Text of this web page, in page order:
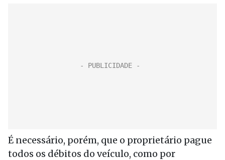
É necessário, porém, que o proprietário pague
todos os débitos do veículo, como por